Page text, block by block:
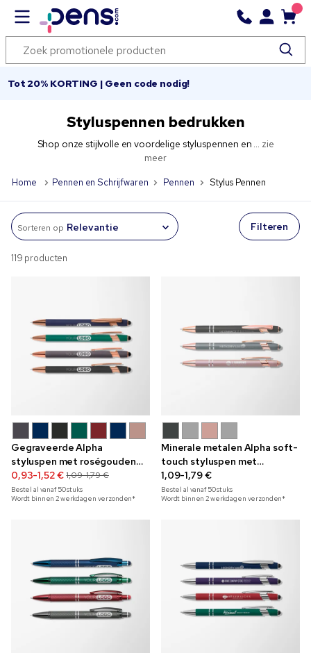
Tot 20% KORTING | Geen code nodig!
Styluspennen bedrukken
Shop onze stijlvolle en voordelige styluspennen en ... zie
meer
Home Pennen en Schrijfwaren Pennen Stylus Pennen
Sorteren op Filteren
119 producten
Gegraveerde Alpha
styluspen met roségouden
rand
0,93-1,52 € 1,09-1,79 €
Bestel al vanaf50stuks
Wordt binnen 2 werkdagen verzonden*
Minerale metalen Alpha soft-
touch styluspen met
roségouden rand
1,09-1,79 €
Bestel al vanaf50stuks
Wordt binnen 2 werkdagen verzonden*